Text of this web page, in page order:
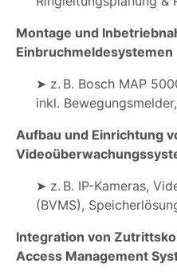
Montage und
Einbruchmeldesystemen
➤ z. B. Bosch MAP
inkl.
Aufbau und Einrichtung
➤ z. B. IP-Kameras,
(BVMS),
Integration von
Access Management